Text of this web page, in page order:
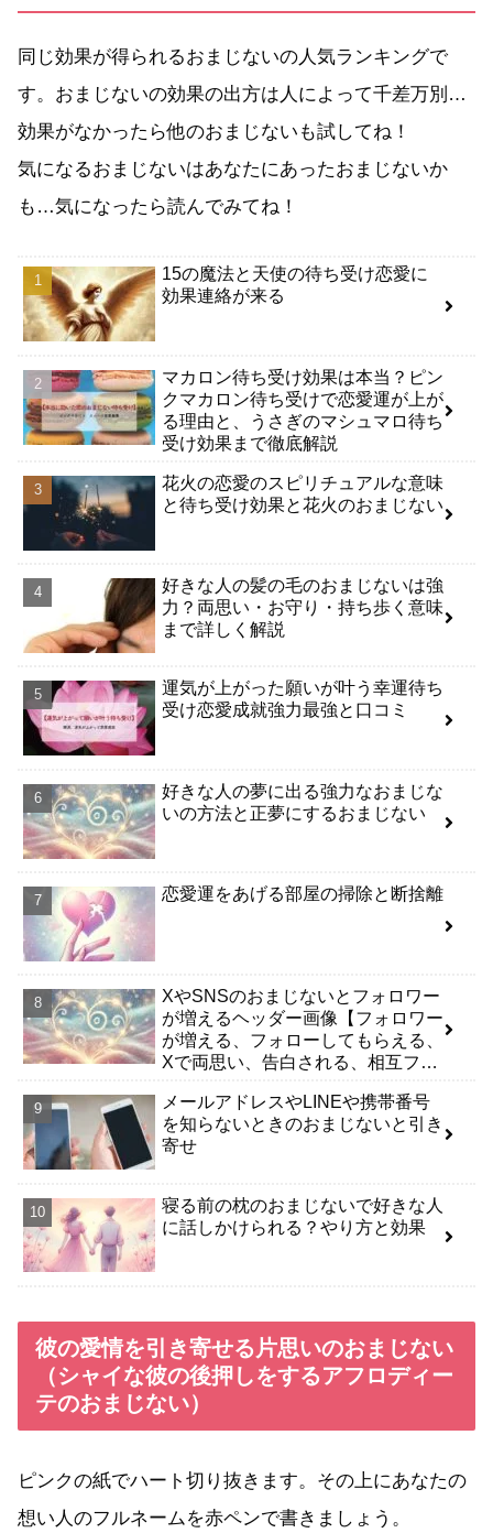
同じ効果が得られるおまじないの人気ランキングで
す。おまじないの効果の出方は人によって千差万別…
効果がなかったら他のおまじないも試してね！
気になるおまじないはあなたにあったおまじないか
も…気になったら読んでみてね！
15の魔法と天使の待ち受け恋愛に
効果連絡が来る
マカロン待ち受け効果は本当？ピン
クマカロン待ち受けで恋愛運が上が
る理由と、うさぎのマシュマロ待ち
受け効果まで徹底解説
花火の恋愛のスピリチュアルな意味
と待ち受け効果と花火のおまじない
好きな人の髪の毛のおまじないは強
力？両思い・お守り・持ち歩く意味
まで詳しく解説
運気が上がった願いが叶う幸運待ち
受け恋愛成就強力最強と口コミ
好きな人の夢に出る強力なおまじな
いの方法と正夢にするおまじない
恋愛運をあげる部屋の掃除と断捨離
XやSNSのおまじないとフォロワー
が増えるヘッダー画像【フォロワー
が増える、フォローしてもらえる、
Xで両思い、告白される、相互フォ
メールアドレスやLINEや携帯番号
を知らないときのおまじないと引き
寄せ
寝る前の枕のおまじないで好きな人
に話しかけられる？やり方と効果
彼の愛情を引き寄せる片思いのおまじない
（シャイな彼の後押しをするアフロディー
テのおまじない）
ピンクの紙でハート切り抜きます。その上にあなたの
想い人のフルネームを赤ペンで書きましょう。